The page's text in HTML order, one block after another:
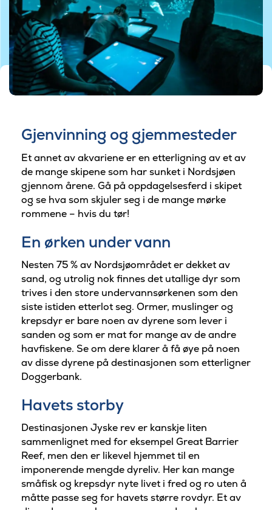
©Nordsøen Ocenarium
Gjenvinning og gjemmesteder
Et annet av akvariene er en etterligning av et av
de mange skipene som har sunket i Nordsjøen
gjennom årene. Gå på oppdagelsesferd i skipet
og se hva som skjuler seg i de mange mørke
rommene – hvis du tør!
En ørken under vann
Nesten 75 % av Nordsjøområdet er dekket av
sand, og utrolig nok finnes det utallige dyr som
trives i den store undervannsørkenen som den
siste istiden etterlot seg. Ormer, muslinger og
krepsdyr er bare noen av dyrene som lever i
sanden og som er mat for mange av de andre
havfiskene. Se om dere klarer å få øye på noen
av disse dyrene på destinasjonen som etterligner
Doggerbank.
Havets storby
Destinasjonen Jyske rev er kanskje liten
sammenlignet med for eksempel Great Barrier
Reef, men den er likevel hjemmet til en
imponerende mengde dyreliv. Her kan mange
småfisk og krepsdyr nyte livet i fred og ro uten å
måtte passe seg for havets større rovdyr. Et av